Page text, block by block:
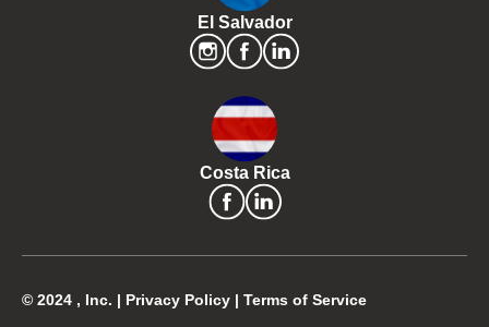
El Salvador
Costa Rica
© 2024 , Inc. | Privacy Policy | Terms of Service